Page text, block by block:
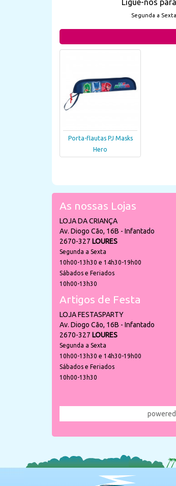
Ligue-nos
Segunda a
Porta-flautas PJ Masks
Hero
As nossas Lojas
LOJA DA CRIANÇA
Av. Diogo Cão, 16B - Infantado
2670-327 LOURES
Segunda a Sexta
10h00-13h30 e 14h30-19h00
Sábados e Feriados
10h00-13h30
Artigos de Festa
LOJA FESTASPARTY
Av. Diogo Cão, 16B - Infantado
2670-327 LOURES
Segunda a Sexta
10h00-13h30 e 14h30-19h00
Sábados e Feriados
10h00-13h30